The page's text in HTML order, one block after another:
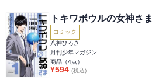
トキワボウルの女神さま
コミック
八神ひろき
月刊少年マガジン
商品（4点）
¥594 (税込)